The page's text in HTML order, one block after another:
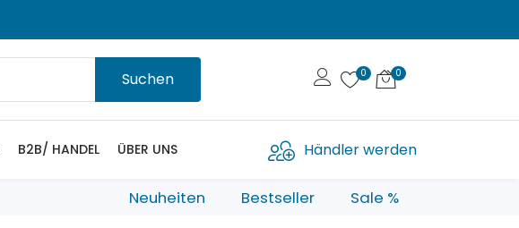
Suchen
B2B/ HANDEL ÜBER UNS Händler werden
Neuheiten Bestseller Sale %